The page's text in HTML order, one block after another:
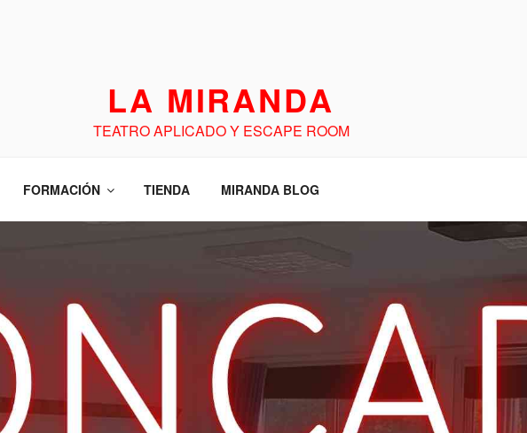
LA MIRANDA
TEATRO APLICADO Y ESCAPE ROOM
FORMACIÓN TIENDA MIRANDA BLOG